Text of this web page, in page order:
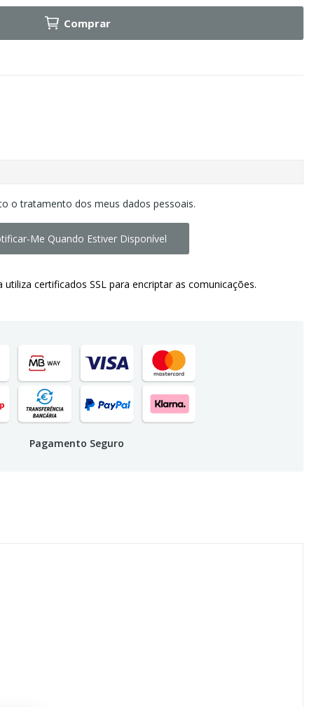
Comprar
o tratamento dos meus dados pessoais.
Me Quando Estiver Disponível
utiliza certificados SSL para encriptar as comunicações.
Pagamento Seguro